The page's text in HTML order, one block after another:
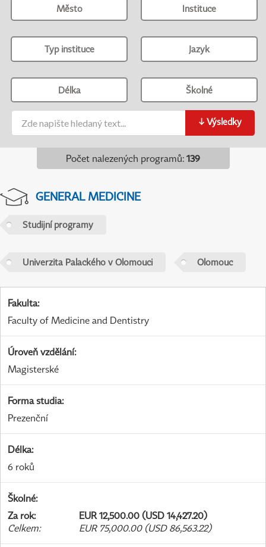
Město Instituce
Typ instituce Jazyk
Délka Školné
↓ Výsledky
Počet nalezených programů: 139
GENERAL MEDICINE
Studijní programy
Univerzita Palackého v Olomouci Olomouc
Fakulta:
Faculty of Medicine and Dentistry
Úroveň vzdělání:
Magisterské
Forma studia:
Prezenční
Délka:
6 roků
Školné:
Za rok:
EUR 12,500.00 (USD 14,427.20)
Celkem: EUR 75,000.00 (USD 86,563.22)